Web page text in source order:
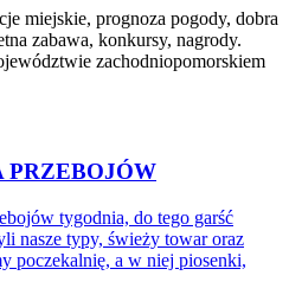
miejskie, prognoza pogody, dobra
zabawa, konkursy, nagrody.
zachodniopomorskiem
PRZEBOJÓW
tygodnia, do tego garść
nasze typy, świeży towar oraz
poczekalnię, a w niej piosenki,